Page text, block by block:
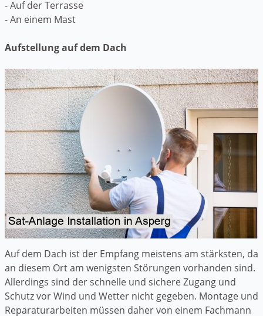
- Auf der Terrasse
- An einem Mast
Aufstellung auf dem Dach
Auf dem Dach ist der Empfang meistens am stärksten, da
an diesem Ort am wenigsten Störungen vorhanden sind.
Allerdings sind der schnelle und sichere Zugang und
Schutz vor Wind und Wetter nicht gegeben. Montage und
Reparaturarbeiten müssen daher von einem Fachmann